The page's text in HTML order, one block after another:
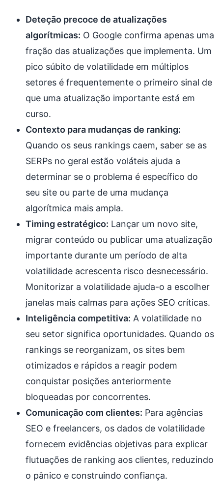
Deteção precoce de atualizações
algorítmicas: O Google confirma apenas uma
fração das atualizações que implementa. Um
pico súbito de volatilidade em múltiplos
setores é frequentemente o primeiro sinal de
que uma atualização importante está em
curso.
Contexto para mudanças de ranking:
Quando os seus rankings caem, saber se as
SERPs no geral estão voláteis ajuda a
determinar se o problema é específico do
seu site ou parte de uma mudança
algorítmica mais ampla.
Timing estratégico: Lançar um novo site,
migrar conteúdo ou publicar uma atualização
importante durante um período de alta
volatilidade acrescenta risco desnecessário.
Monitorizar a volatilidade ajuda-o a escolher
janelas mais calmas para ações SEO críticas.
Inteligência competitiva: A volatilidade no
seu setor significa oportunidades. Quando os
rankings se reorganizam, os sites bem
otimizados e rápidos a reagir podem
conquistar posições anteriormente
bloqueadas por concorrentes.
Comunicação com clientes: Para agências
SEO e freelancers, os dados de volatilidade
fornecem evidências objetivas para explicar
flutuações de ranking aos clientes, reduzindo
o pânico e construindo confiança.